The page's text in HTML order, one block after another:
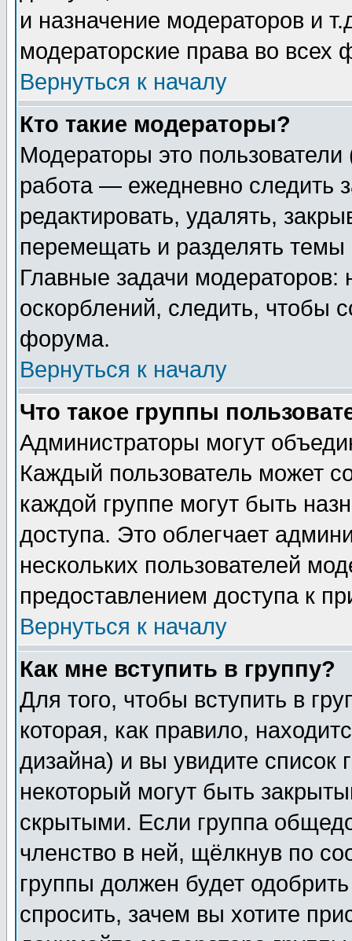
и назначение модераторов и
модераторские права во всех
Вернуться к началу
Кто такие модераторы?
Модераторы это
работа — ежедневно следить
редактировать, удалять,
перемещать и разделять
Главные задачи
оскорблений, следить, чтобы
форума.
Вернуться к началу
Что такое группы
Администраторы могут
Каждый пользователь может
каждой группе могут быть
доступа. Это облегчает
нескольких пользователей
предоставлением доступа к
Вернуться к началу
Как мне вступить в группу?
Для того, чтобы вступить в
которая, как правило,
дизайна) и вы увидите список
некоторый могут быть
скрытыми. Если группа
членство в ней, щёлкнув по
группы должен будет
спросить, зачем вы хотите